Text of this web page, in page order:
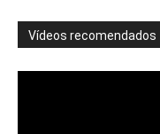
Vídeos recomendados